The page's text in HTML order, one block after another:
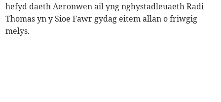
hefyd daeth Aeronwen ail yng nghystadleuaeth Radi
Thomas yn y Sioe Fawr gydag eitem allan o friwgig
melys.